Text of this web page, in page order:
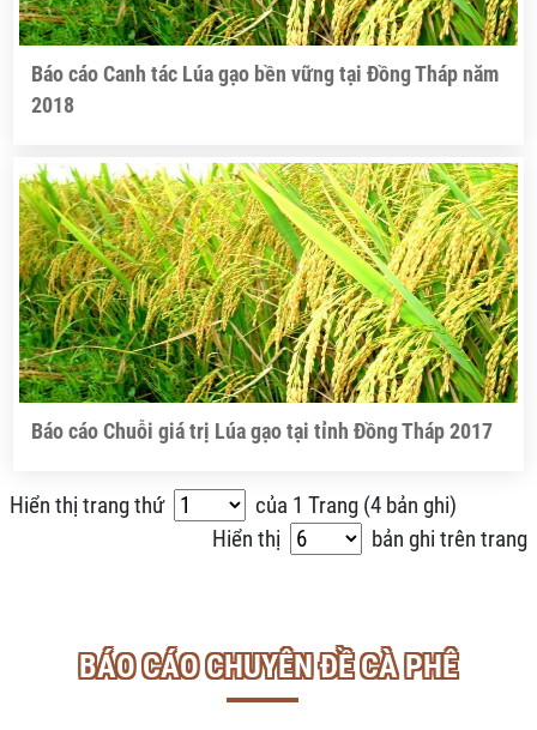
Báo cáo Canh tác Lúa gạo bền vững tại Đồng Tháp năm
2018
Báo cáo Chuỗi giá trị Lúa gạo tại tỉnh Đồng Tháp 2017
Hiển thị trang thứ của 1 Trang (4 bản ghi)
Hiển thị
bản ghi trên trang
BÁO CÁO CHUYÊN ĐỀ CÀ PHÊ